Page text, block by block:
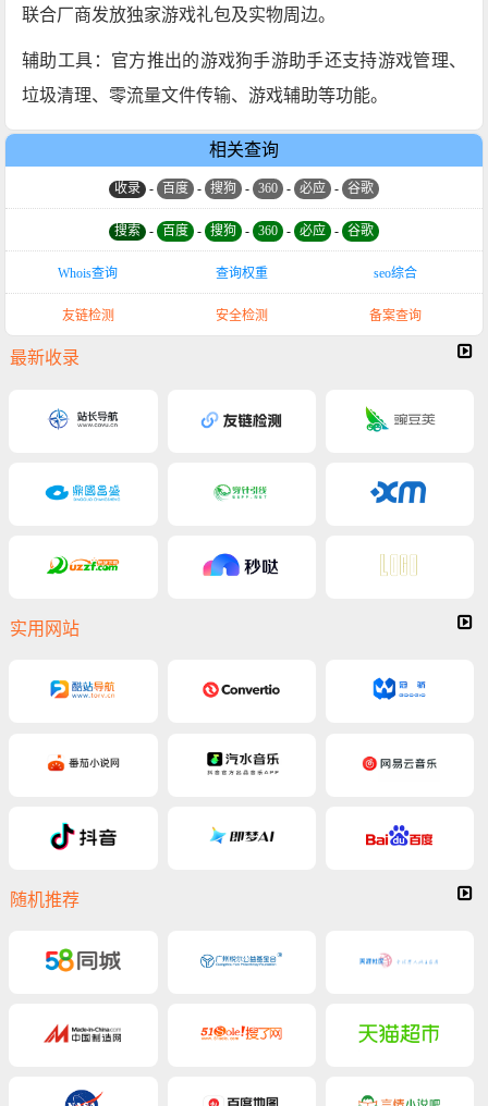
联合厂商发放独家游戏礼包及实物周边。
辅助工具‌：官方推出的游戏狗手游助手还支持游戏管理、
垃圾清理、零流量文件传输、游戏辅助等功能。
相关查询
收录 - 百度 - 搜狗 - 360 - 必应 - 谷歌
搜索 - 百度 - 搜狗 - 360 - 必应 - 谷歌
Whois查询 查询权重 seo综合
友链检测 安全检测 备案查询
最新收录
实用网站
随机推荐